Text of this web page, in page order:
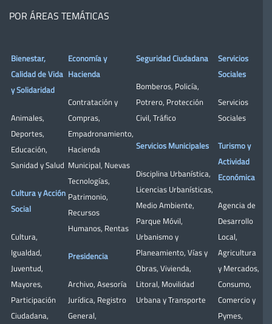
POR ÁREAS TEMÁTICAS
Bienestar,
Calidad de Vida
y Solidaridad
Animales,
Deportes,
Educación,
Sanidad y Salud
Cultura y Acción
Social
Cultura,
Igualdad,
Juventud,
Mayores,
Participación
Ciudadana,
Economía y
Hacienda
Contratación y
Compras,
Empadronamiento,
Hacienda
Municipal, Nuevas
Tecnologías,
Patrimonio,
Recursos
Humanos, Rentas
Presidencia
Archivo, Asesoría
Jurídica, Registro
General,
Seguridad Ciudadana
Bomberos, Policía,
Potrero, Protección
Civil, Tráfico
Servicios Municipales
Disciplina Urbanística,
Licencias Urbanísticas,
Medio Ambiente,
Parque Móvil,
Urbanismo y
Planeamiento, Vías y
Obras, Vivienda,
Litoral, Movilidad
Urbana y Transporte
Servicios
Sociales
Servicios
Sociales
Turismo y
Actividad
Económica
Agencia de
Desarrollo
Local,
Agricultura
y Mercados,
Consumo,
Comercio y
Pymes,